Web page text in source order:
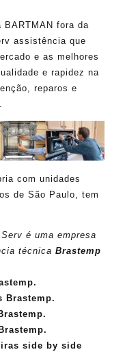
fora da
assistência que
e as melhores
e rapidez na
reparos e
.
com unidades
de São Paulo, tem
é uma empresa
técnica Brastemp
Brastemp.
side by side